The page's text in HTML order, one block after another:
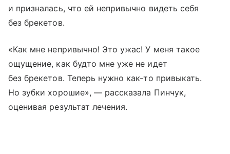
и призналась, что ей непривычно видеть себя
без брекетов.
«Как мне непривычно! Это ужас! У меня такое
ощущение, как будто мне уже не идет
без брекетов. Теперь нужно как-то привыкать.
Но зубки хорошие», — рассказала Пинчук,
оценивая результат лечения.